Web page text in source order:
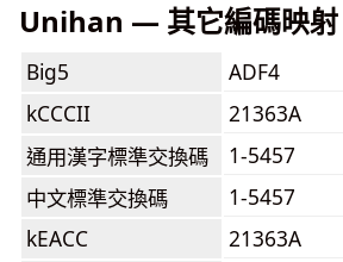
Unihan — 其它編碼映射
Big5
ADF4
kCCCII
21363A
通用漢字標準交換碼
1-5457
中文標準交換碼
1-5457
kEACC
21363A